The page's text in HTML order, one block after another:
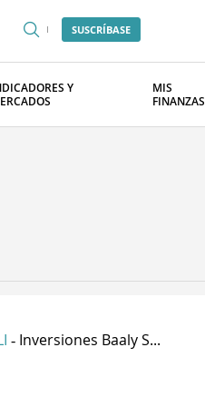
SUSCRÍBASE
Y
MIS
FINANZAS
- Inversiones Baaly S...